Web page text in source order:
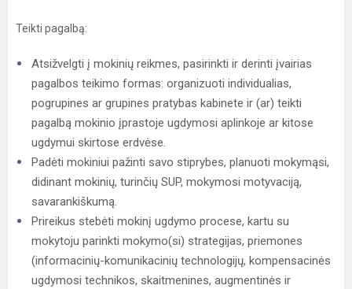
Teikti pagalbą:
Atsižvelgti į mokinių reikmes, pasirinkti ir derinti įvairias
pagalbos teikimo formas: organizuoti individualias,
pogrupines ar grupines pratybas kabinete ir (ar) teikti
pagalbą mokinio įprastoje ugdymosi aplinkoje ar kitose
ugdymui skirtose erdvėse.
Padėti mokiniui pažinti savo stiprybes, planuoti mokymąsi,
didinant mokinių, turinčių SUP, mokymosi motyvaciją,
savarankiškumą.
Prireikus stebėti mokinį ugdymo procese, kartu su
mokytoju parinkti mokymo(si) strategijas, priemones
(informacinių-komunikacinių technologijų, kompensacinės
ugdymosi technikos, skaitmenines, augmentinės ir